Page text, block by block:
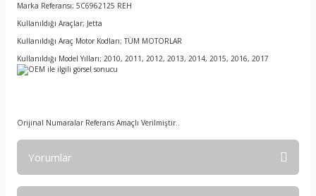
Marka Referansı; 5C6962125 REH
Kullanıldığı Araçlar; Jetta
Kullanıldığı Araç Motor Kodları; TÜM MOTORLAR
Kullanıldığı Model Yılları; 2010, 2011, 2012, 2013, 2014, 2015, 2016, 2017
Orijinal Numaralar Referans Amaçlı Verilmiştir..
Yorumlar